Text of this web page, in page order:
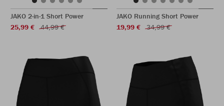
JAKO 2-in-1 Short Power
25,99 €
44,99 €
JAKO Running Short Power
19,99 €
34,99 €